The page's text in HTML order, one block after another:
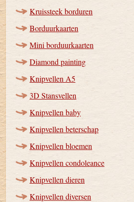
Kruissteek borduren
Borduurkaarten
Mini borduurkaarten
Diamond painting
Knipvellen A5
3D Stansvellen
Knipvellen baby
Knipvellen beterschap
Knipvellen bloemen
Knipvellen condoleance
Knipvellen dieren
Knipvellen diversen